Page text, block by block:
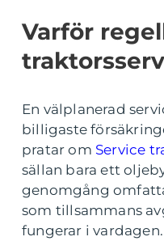
Varför
En välplanerad
billigaste
pratar om Service
sällan bara ett
genomgång
som tillsammans
fungerar i vardagen.